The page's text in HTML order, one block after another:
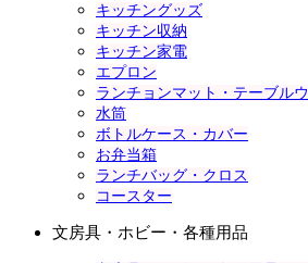
キッチングッズ
キッチン収納
キッチン家電
エプロン
ランチョンマット・テーブル
水筒
ボトルケース・カバー
お弁当箱
ランチバッグ・クロス
コースター
文房具・ホビー・各種用品